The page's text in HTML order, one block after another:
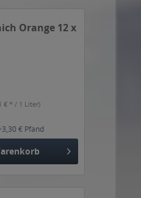
Orange 12 x
€ * / 1 Liter)
€ Pfand